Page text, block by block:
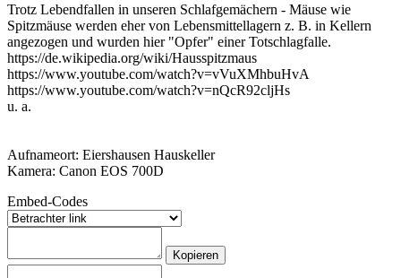
Trotz Lebendfallen in unseren Schlafgemächern - Mäuse wie
Spitzmäuse werden eher von Lebensmittellagern z. B. in Kellern
angezogen und wurden hier "Opfer" einer Totschlagfalle.
https://de.wikipedia.org/wiki/Hausspitzmaus
https://www.youtube.com/watch?v=vVuXMhbuHvA
https://www.youtube.com/watch?v=nQcR92cljHs
u. a.
Aufnameort: Eiershausen Hauskeller
Kamera: Canon EOS 700D
Embed-Codes
Kopieren